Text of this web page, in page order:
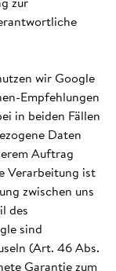
wir Google
Empfehlungen
in beiden Fällen
Daten
Auftrag
Verarbeitung ist
zwischen uns
des
sind
(Art. 46 Abs.
Garantie zum